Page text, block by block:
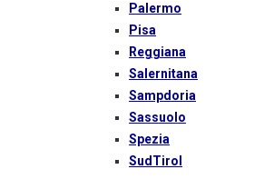
Palermo
Pisa
Reggiana
Salernitana
Sampdoria
Sassuolo
Spezia
SudTirol